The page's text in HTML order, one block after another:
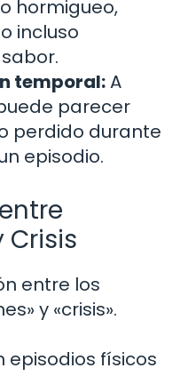
hormigueo,
incluso
temporal:A
parecer
perdido durante
episodio.
Crisis
entre los
y «crisis».
episodios físicos